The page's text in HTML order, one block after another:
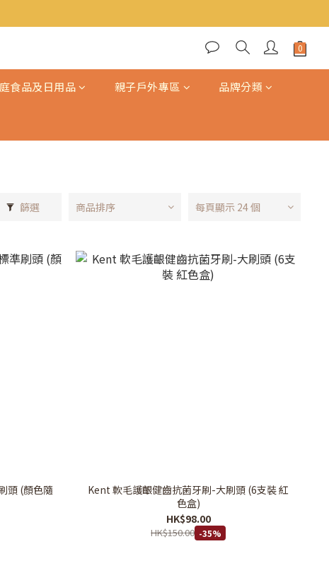
食品及日用品 親子戶外專區 品牌分類
篩選 商品排序 每頁顯示 24 個
頭 (顏色隨
Kent 軟毛護齦健齒抗菌牙刷-大刷頭 (6支裝 紅
色盒)
HK$98.00
HK$150.00 -35%